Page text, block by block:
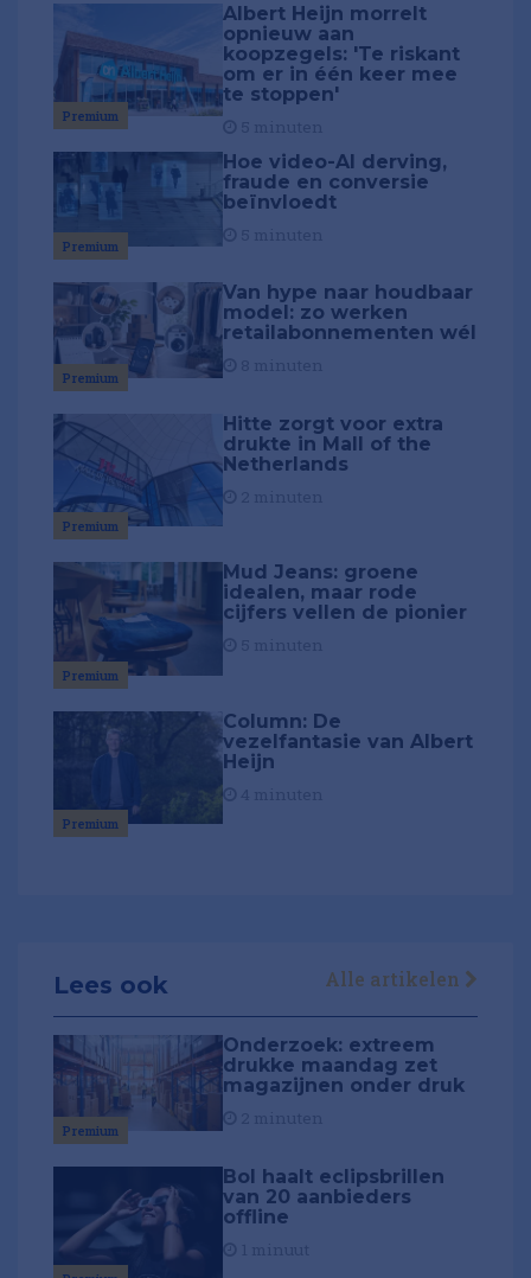
Premium
Albert Heijn morrelt
opnieuw aan
koopzegels: 'Te riskant
om er in één keer mee
te stoppen'
Premium
Hoe video-AI derving,
fraude en conversie
beïnvloedt
Premium
Van hype naar houdbaar
model: zo werken
retailabonnementen wél
Premium
Hitte zorgt voor extra
drukte in Mall of the
Netherlands
Premium
Mud Jeans: groene
idealen, maar rode
cijfers vellen de pionier
Premium
Column: De
vezelfantasie van Albert
Heijn
Lees ook Alle artikelen
Premium
Onderzoek: extreem
drukke maandag zet
magazijnen onder druk
Bol haalt eclipsbrillen
van 20 aanbieders
offline